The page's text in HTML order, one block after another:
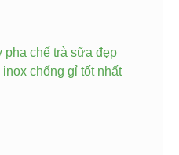
pha chế trà sữa đẹp
chống gỉ tốt nhất